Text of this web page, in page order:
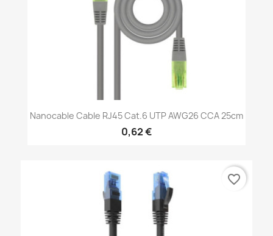
Nanocable Cable RJ45 Cat.6 UTP AWG26 CCA 25cm
0,62 €
favorite_border